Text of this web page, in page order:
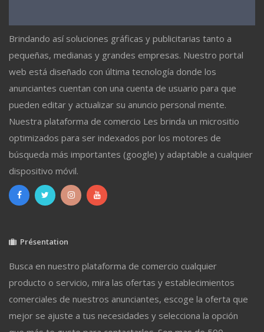
Brindando así soluciones gráficas y publicitarias tanto a
pequeñas, medianas y grandes empresas. Nuestro portal
web está diseñado con última tecnología donde los
anunciantes cuentan con una cuenta de usuario para que
pueden editar y actualizar su anuncio personal mente.
Nuestra plataforma de comercio Les brinda un micrositio
optimizados para ser indexados por los motores de
búsqueda más importantes (google) y adaptable a cualquier
dispositivo móvil.
Présentation
Busca en nuestro plataforma de comercio cualquier
producto o servicio, mira las ofertas y establecimientos
comerciales de nuestros anunciantes, escoge la oferta que
mejor se ajuste a tus necesidades y selecciona la opción